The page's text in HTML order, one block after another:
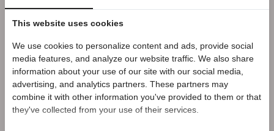
redenen om onze showroom eens te bezoeken en
kennis te maken met ons enthousiaste Team, al is
Van Meel Motoren Zakelijke aanbieder
Meer advertenties
Speciale Motor2go prijs
Benieuwd naar de speciale Motor2go prijs? Bel
0162427617
This website uses cookies
We use cookies to personalize content and ads, provide social
media features, and analyze our website traffic. We also share
information about your use of our site with our social media,
advertising, and analytics partners. These partners may
combine it with other information you've provided to them or that
they've collected from your use of their services.